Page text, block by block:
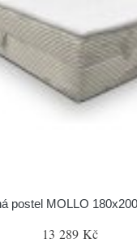
postel MOLLO
13 289 Kč